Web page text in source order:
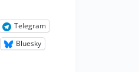
Telegram
Bluesky